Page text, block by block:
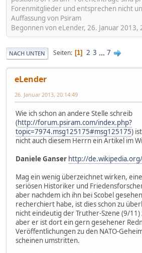
Forenmitglieder und entsprechen nicht
Auffassung von Psiram
Begonnen von eLender, 26. Januar 2013,
NACH UNTEN Seiten 1 2 3 ... 7
eLender
26. Januar 2013, 20:14:49
Wie ich schon an andere Stelle schreib
(http://forum.psiram.com/index.php?
topic=7974.msg125175#msg125175)
nicht auch diesem Herrn ein Artikel im
Daniele Ganser http://
Mag ein wenig überzeichnet wirken,
seriösen Historiker und
aber nachdem ich ihn bei Scobel
recherchiert habe, ist dies schon zu
nicht eindeutig der Truther-Szene (9/
aber er ist dort ein gern gesehener
Veröffentlichungen zu den NATO-
scheinen umstritten.